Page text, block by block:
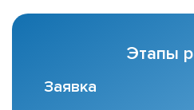
Этапы
Заявка